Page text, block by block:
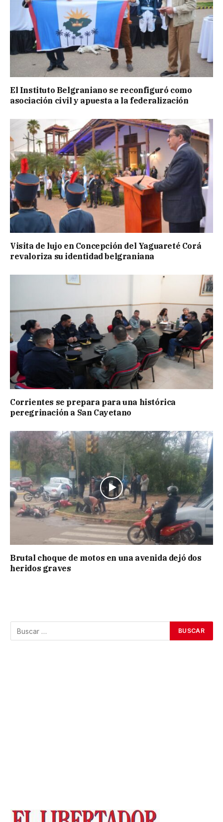
El Instituto Belgraniano se reconfiguró como
asociación civil y apuesta a la federalización
Visita de lujo en Concepción del Yaguareté Corá
revaloriza su identidad belgraniana
Corrientes se prepara para una histórica
peregrinación a San Cayetano
Brutal choque de motos en una avenida dejó dos
heridos graves